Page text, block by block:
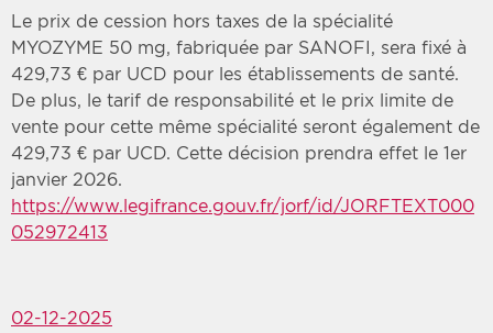
Le prix de cession hors taxes de la spécialité
MYOZYME 50 mg, fabriquée par SANOFI, sera fixé à
429,73 € par UCD pour les établissements de santé.
De plus, le tarif de responsabilité et le prix limite de
vente pour cette même spécialité seront également de
429,73 € par UCD. Cette décision prendra effet le 1er
janvier 2026.
https://www.legifrance.gouv.fr/jorf/id/JORFTEXT000
052972413
02-12-2025